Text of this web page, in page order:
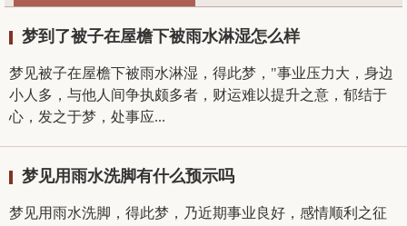
梦到了被子在屋檐下被雨水淋湿怎么样
梦见被子在屋檐下被雨水淋湿，得此梦，"事业压力大，身边
小人多，与他人间争执颇多者，财运难以提升之意，郁结于
心，发之于梦，处事应...
梦见用雨水洗脚有什么预示吗
梦见用雨水洗脚，得此梦，乃近期事业良好，感情顺利之征